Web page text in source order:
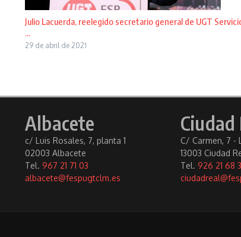
Julio Lacuerda, reelegido secretario general de UGT
29 de abril de 2021
Albacete
c/ Luis Rosales, 7, planta 1
02003 Albacete
Tel. 967 21 71 03
albacete@fespugtclm.es
Ciudad
C/ Carmen, 7 -
13003 Ciudad
Tel. 926 21 68